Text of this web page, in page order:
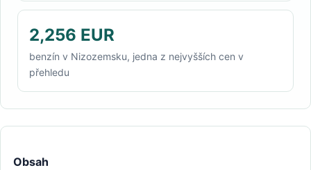
2,256 EUR
benzín v Nizozemsku, jedna z nejvyšších cen v
přehledu
Obsah